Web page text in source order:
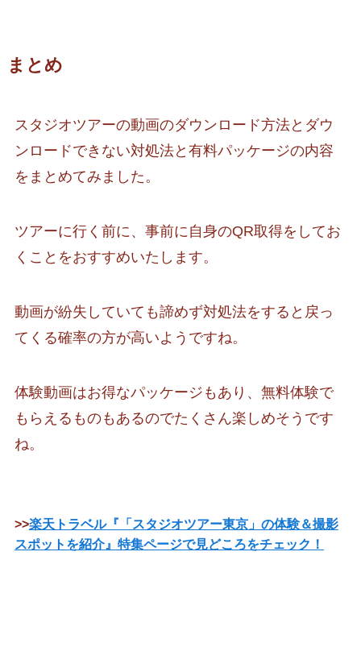
まとめ
スタジオツアーの動画のダウンロード方法とダウ
ンロードできない対処法と有料パッケージの内容
をまとめてみました。
ツアーに行く前に、事前に自身のQR取得をしてお
くことをおすすめいたします。
動画が紛失していても諦めず対処法をすると戻っ
てくる確率の方が高いようですね。
体験動画はお得なパッケージもあり、無料体験で
もらえるものもあるのでたくさん楽しめそうです
ね。
>>楽天トラベル『「スタジオツアー東京」の体験＆撮影
スポットを紹介』特集ページで見どころをチェック！